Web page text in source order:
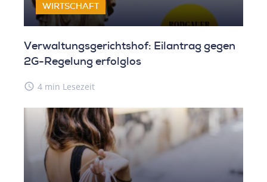
WIRTSCHAFT
Verwaltungsgerichtshof: Eilantrag gegen
2G-Regelung erfolglos
access_time 4 min Lesezeit